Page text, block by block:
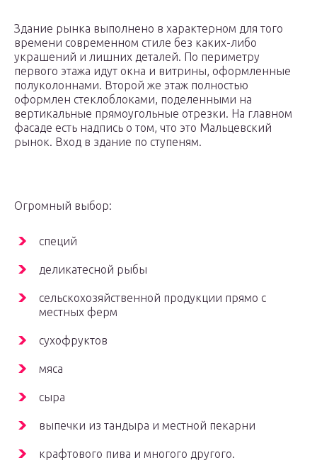
Здание рынка выполнено в характерном для того
времени современном стиле без каких-либо
украшений и лишних деталей. По периметру
первого этажа идут окна и витрины, оформленные
полуколоннами. Второй же этаж полностью
оформлен стеклоблоками, поделенными на
вертикальные прямоугольные отрезки. На главном
фасаде есть надпись о том, что это Мальцевский
рынок. Вход в здание по ступеням.
Огромный выбор:
специй
деликатесной рыбы
сельскохозяйственной продукции прямо с
местных ферм
сухофруктов
мяса
сыра
выпечки из тандыра и местной пекарни
крафтового пива и многого другого.